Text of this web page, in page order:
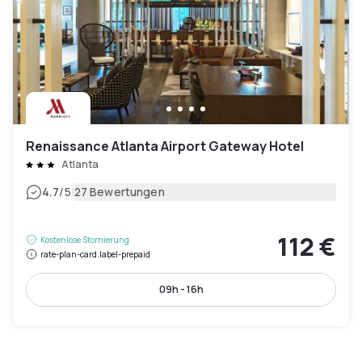
Renaissance Atlanta Airport Gateway Hotel
Atlanta
4.7/5|27 Bewertungen
Kostenlose Stornierung
rate-plan-card.label-prepaid
112 €
09h - 16h